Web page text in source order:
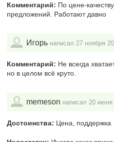
Комментарий: По цене-
предложений. Работают давно
Игорь написал 27 ноября
Комментарий: Не всегда
но в целом всё круто.
memeson написал 20 июня
Достоинства: Цена, поддержка